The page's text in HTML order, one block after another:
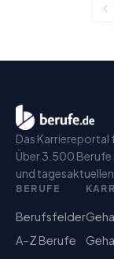
Das Karriereportal
Über 3.500
und
BERUFE
Berufsfelder
A–Z Berufe